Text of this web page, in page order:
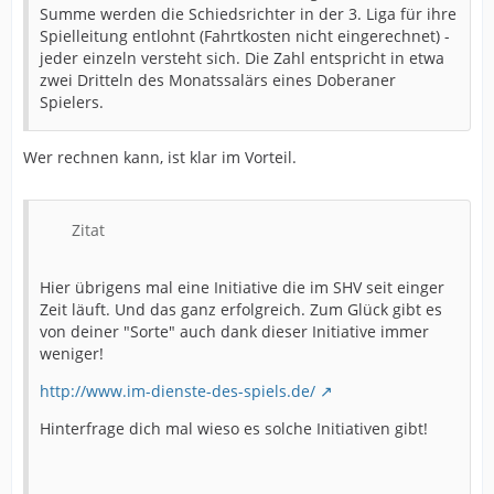
Summe werden die Schiedsrichter in der 3. Liga für ihre
Spielleitung entlohnt (Fahrtkosten nicht eingerechnet) -
jeder einzeln versteht sich. Die Zahl entspricht in etwa
zwei Dritteln des Monatssalärs eines Doberaner
Spielers.
Wer rechnen kann, ist klar im Vorteil.
Zitat
Hier übrigens mal eine Initiative die im SHV seit einger
Zeit läuft. Und das ganz erfolgreich. Zum Glück gibt es
von deiner "Sorte" auch dank dieser Initiative immer
weniger!
http://www.im-dienste-des-spiels.de/
Hinterfrage dich mal wieso es solche Initiativen gibt!